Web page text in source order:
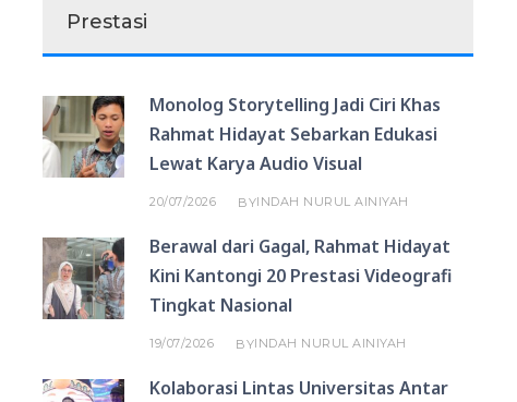
Prestasi
Monolog Storytelling Jadi Ciri Khas
Rahmat Hidayat Sebarkan Edukasi
Lewat Karya Audio Visual
20/07/2026 BYINDAH NURUL AINIYAH
Berawal dari Gagal, Rahmat Hidayat
Kini Kantongi 20 Prestasi Videografi
Tingkat Nasional
19/07/2026 BYINDAH NURUL AINIYAH
Kolaborasi Lintas Universitas Antar